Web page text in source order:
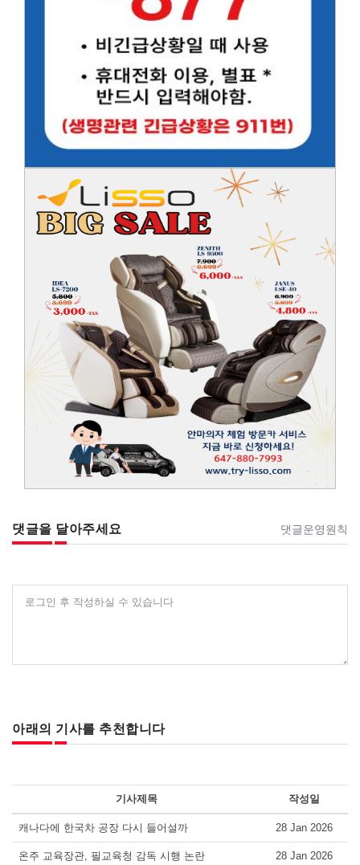
댓글을 달아주세요 댓글운영원칙
로그인 후 작성하실 수 있습니다
아래의 기사를 추천합니다
기사제목 작성일
캐나다에 한국차 공장 다시 들어설까 28 Jan 2026
온주 교육장관, 필교육청 감독 시행 논란 28 Jan 2026